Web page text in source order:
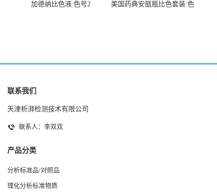
加德纳比色液 色号2
美国药典安瓿瓶比色套装 色
联系我们
天津析湃检测技术有限公司
联系人：李双双
产品分类
分析标准品/对照品
理化分析标准物质